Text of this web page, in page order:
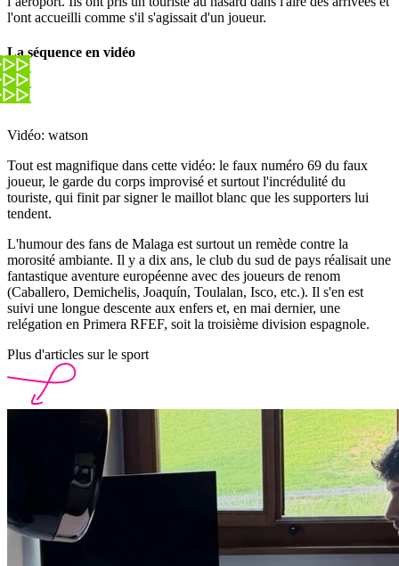
l'ont accueilli comme s'il s'agissait d'un joueur.
La séquence en vidéo
Vidéo: watson
Tout est magnifique dans cette vidéo: le faux numéro 69 du faux
joueur, le garde du corps improvisé et surtout l'incrédulité du
touriste, qui finit par signer le maillot blanc que les supporters lui
tendent.
L'humour des fans de Malaga est surtout un remède contre la
morosité ambiante. Il y a dix ans, le club du sud de pays réalisait une
fantastique aventure européenne avec des joueurs de renom
(Caballero, Demichelis, Joaquín, Toulalan, Isco, etc.). Il s'en est
suivi une longue descente aux enfers et, en mai dernier, une
relégation en Primera RFEF, soit la troisième division espagnole.
Plus d'articles sur le sport